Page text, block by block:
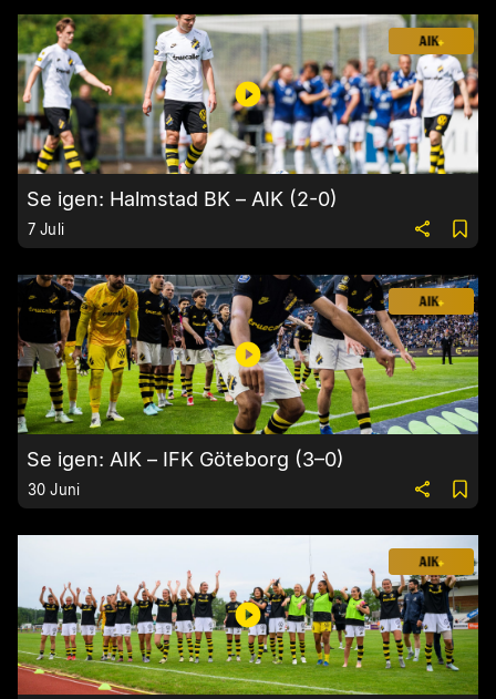
Se igen: Halmstad BK – AIK (2-0)
7 Juli
Se igen: AIK – IFK Göteborg (3–0)
30 Juni